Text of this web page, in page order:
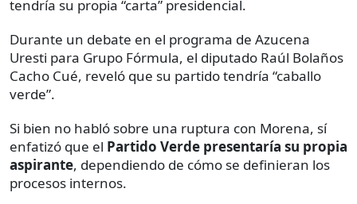
tendría su propia “carta” presidencial.
Durante un debate en el programa de Azucena
Uresti para Grupo Fórmula, el diputado Raúl Bolaños
Cacho Cué, reveló que su partido tendría “caballo
verde”.
Si bien no habló sobre una ruptura con Morena, sí
enfatizó que el Partido Verde presentaría su propia
aspirante, dependiendo de cómo se definieran los
procesos internos.